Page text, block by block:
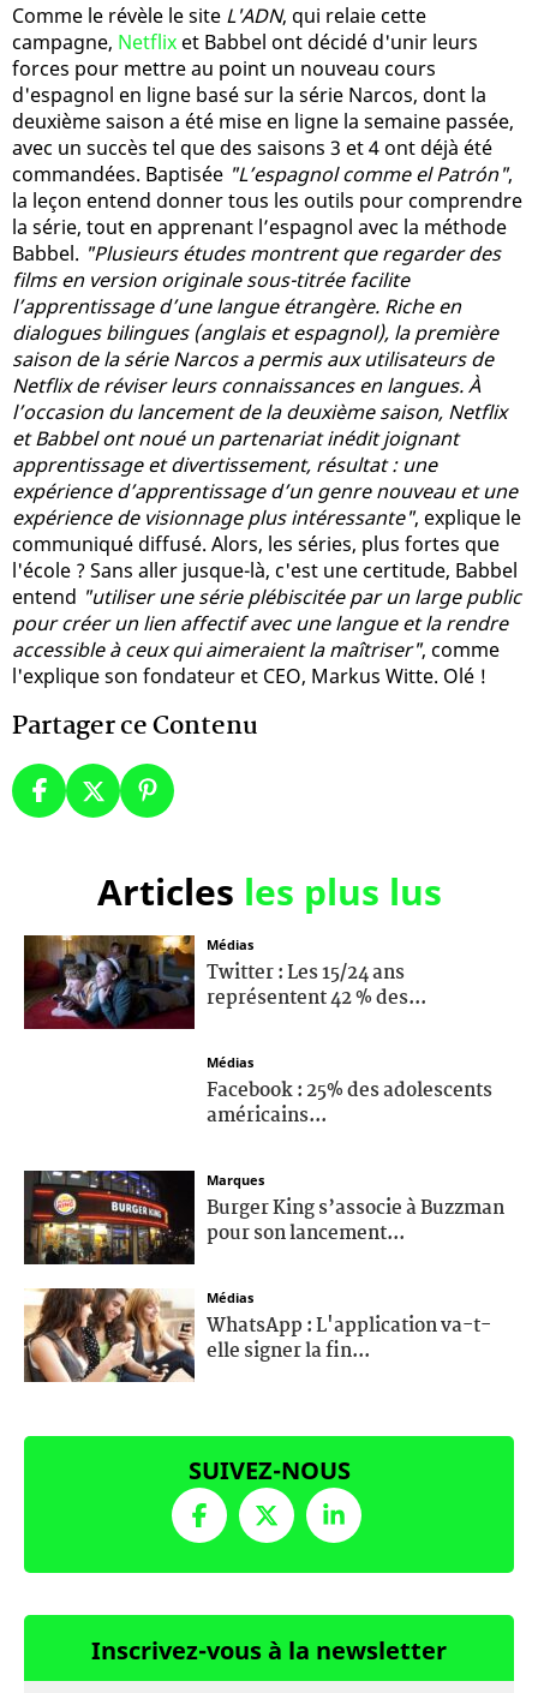
Comme le révèle le site L'ADN, qui relaie cette
campagne, Netflix et Babbel ont décidé d'unir leurs
forces pour mettre au point un nouveau cours
d'espagnol en ligne basé sur la série Narcos, dont la
deuxième saison a été mise en ligne la semaine passée,
avec un succès tel que des saisons 3 et 4 ont déjà été
commandées. Baptisée "L’espagnol comme el Patrón",
la leçon entend donner tous les outils pour comprendre
la série, tout en apprenant l’espagnol avec la méthode
Babbel. "Plusieurs études montrent que regarder des
films en version originale sous-titrée facilite
l’apprentissage d’une langue étrangère. Riche en
dialogues bilingues (anglais et espagnol), la première
saison de la série Narcos a permis aux utilisateurs de
Netflix de réviser leurs connaissances en langues. À
l’occasion du lancement de la deuxième saison, Netflix
et Babbel ont noué un partenariat inédit joignant
apprentissage et divertissement, résultat : une
expérience d’apprentissage d’un genre nouveau et une
expérience de visionnage plus intéressante", explique le
communiqué diffusé. Alors, les séries, plus fortes que
l'école ? Sans aller jusque-là, c'est une certitude, Babbel
entend "utiliser une série plébiscitée par un large public
pour créer un lien affectif avec une langue et la rendre
accessible à ceux qui aimeraient la maîtriser", comme
l'explique son fondateur et CEO, Markus Witte. Olé !
Partager ce Contenu
Articles les plus lus
Médias
Twitter : Les 15/24 ans
représentent 42 % des...
Médias
Facebook : 25% des adolescents
américains...
Marques
Burger King s’associe à Buzzman
pour son lancement...
Médias
WhatsApp : L'application va-t-
elle signer la fin...
SUIVEZ-NOUS
Inscrivez-vous à la newsletter